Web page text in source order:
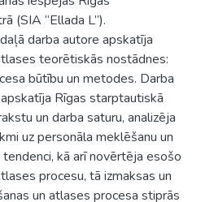
(SIA “Ellada L”).
darba autore apskatīja
teorētiskās nostādnes:
būtību un metodes. Darba
Rīgas starptautiskā
un darba saturu, analizēja
uz personāla meklēšanu un
kā arī novērtēja esošo
procesu, tā izmaksas un
un atlases procesa stiprās